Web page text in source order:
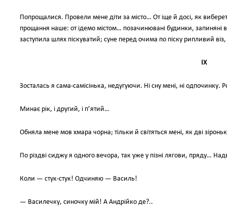
Попрощалися. Провели мене діти за місто… От іще й досі, як
прощання наше: от ідемо містом… позачинювані будинки, запиняні
заступила шлях піскуватий; суне перед очима по піску рипливий
IX
Зосталась я сама-самісінька, недугуючи. Ні сну мені, ні
Минає рік, і другий, і п’ятий…
Обняла мене мов хмара чорна; тільки й світяться мені, як дві
По різдві сиджу я одного вечора, так уже у пізні лягови, пряду…
Коли — стук-стук! Одчиняю — Василь!
— Василечку, синочку мій! А Андрійко де?..